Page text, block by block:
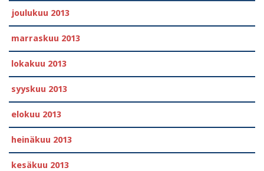
joulukuu 2013
marraskuu 2013
lokakuu 2013
syyskuu 2013
elokuu 2013
heinäkuu 2013
kesäkuu 2013